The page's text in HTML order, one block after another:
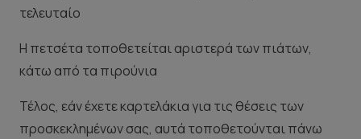
τελευταίο
Η πετσέτα τοποθετείται αριστερά των πιάτων,
κάτω από τα πιρούνια
Τέλος, εάν έχετε καρτελάκια για τις θέσεις των
προσκεκλημένων σας, αυτά τοποθετούνται πάνω